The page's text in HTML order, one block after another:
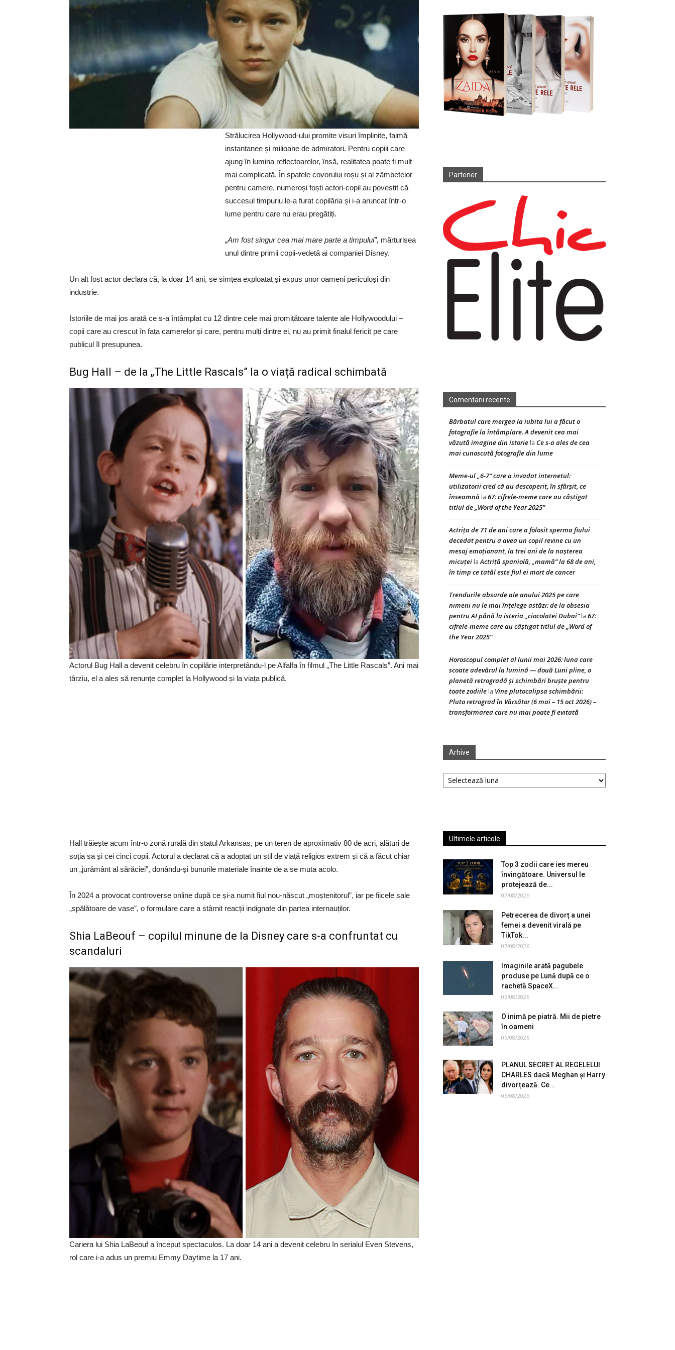
Strălucirea Hollywood-ului promite visuri împlinite, faimă
instantanee și milioane de admiratori. Pentru copiii care
ajung în lumina reflectoarelor, însă, realitatea poate fi mult
mai complicată. În spatele covorului roșu și al zâmbetelor
pentru camere, numeroși foști actori-copil au povestit că
succesul timpuriu le-a furat copilăria și i-a aruncat într-o
lume pentru care nu erau pregătiți.
„Am fost singur cea mai mare parte a timpului”, mărturisea
unul dintre primii copii-vedetă ai companiei Disney.
Un alt fost actor declara că, la doar 14 ani, se simțea exploatat și expus unor oameni periculoși din
industrie.
Istoriile de mai jos arată ce s-a întâmplat cu 12 dintre cele mai promițătoare talente ale Hollywoodului –
copii care au crescut în fața camerelor și care, pentru mulți dintre ei, nu au primit finalul fericit pe care
publicul îl presupunea.
Bug Hall – de la „The Little Rascals” la o viață radical schimbată
Actorul Bug Hall a devenit celebru în copilărie interpretându-l pe Alfalfa în filmul „The Little Rascals”. Ani mai
târziu, el a ales să renunțe complet la Hollywood și la viața publică.
Hall trăiește acum într-o zonă rurală din statul Arkansas, pe un teren de aproximativ 80 de acri, alături de
soția sa și cei cinci copii. Actorul a declarat că a adoptat un stil de viață religios extrem și că a făcut chiar
un „jurământ al sărăciei”, donându-și bunurile materiale înainte de a se muta acolo.
În 2024 a provocat controverse online după ce și-a numit fiul nou-născut „moștenitorul”, iar pe fiicele sale
„spălătoare de vase”, o formulare care a stârnit reacții indignate din partea internauților.
Shia LaBeouf – copilul minune de la Disney care s-a confruntat cu
scandaluri
Cariera lui Shia LaBeouf a început spectaculos. La doar 14 ani a devenit celebru în serialul Even Stevens,
rol care i-a adus un premiu Emmy Daytime la 17 ani.
Partener
Comentarii recente
Bărbatul care mergea la iubita lui a făcut o
fotografie la întâmplare. A devenit cea mai
văzută imagine din istorie la Ce s-a ales de cea
mai cunoscută fotografie din lume
Meme-ul „6-7” care a invadat internetul:
utilizatorii cred că au descoperit, în sfârșit, ce
înseamnă la 67: cifrele-meme care au câștigat
titlul de „Word of the Year 2025”
Actrița de 71 de ani care a folosit sperma fiului
decedat pentru a avea un copil revine cu un
mesaj emoționant, la trei ani de la nașterea
micuței laActriță spaniolă, „mamă” la 68 de ani,
în timp ce tatăl este fiul ei mort de cancer
Trendurile absurde ale anului 2025 pe care
nimeni nu le mai înțelege astăzi: de la obsesia
pentru AI până la isteria „ciocolatei Dubai”la 67:
cifrele-meme care au câștigat titlul de „Word of
the Year 2025”
Horoscopul complet al lunii mai 2026: luna care
scoate adevărul la lumină — două Luni pline, o
planetă retrogradă și schimbări bruște pentru
toate zodiile la Vine plutocalipsa schimbării:
Pluto retrograd în Vărsător (6 mai – 15 oct 2026) –
transformarea care nu mai poate fi evitată
Arhive
Arhive
Ultimele articole
Top 3 zodii care ies mereu
învingătoare. Universul le
protejează de...
07/08/2026
Petrecerea de divorț a unei
femei a devenit virală pe
TikTok...
07/08/2026
Imaginile arată pagubele
produse pe Lună după ce o
rachetă SpaceX...
06/08/2026
O inimă pe piatră. Mii de pietre
în oameni
06/08/2026
PLANUL SECRET AL REGELELUI
CHARLES dacă Meghan și Harry
divorțează. Ce...
06/08/2026